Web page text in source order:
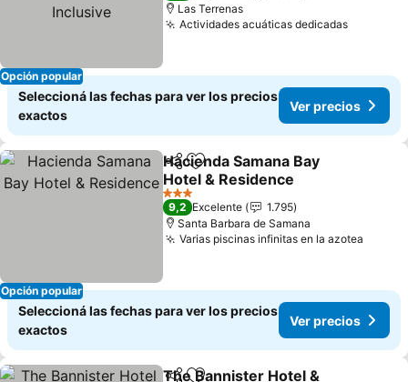
Opción popular
Las Terrenas
Actividades acuáticas dedicadas
Seleccioná las fechas para ver los precios
exactos
Ver precios
Opción popular
CompartirAñadir a favoritos
Hacienda Samana Bay
Hotel & Residence
3 Estrellas
9,2 Excelente
1.795
Santa Barbara de Samana
Varias piscinas infinitas en la azotea
Seleccioná las fechas para ver los precios
exactos
Ver precios
The Bannister Hotel &